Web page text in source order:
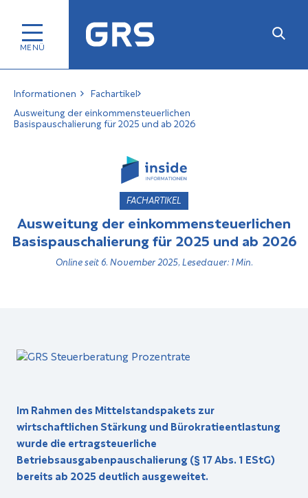
Informationen
Fachartikel
Ausweitung der einkommensteuerlichen
Basispauschalierung für 2025 und ab 2026
FACHARTIKEL
Ausweitung der einkommensteuerlichen
Basispauschalierung für 2025 und ab 2026
Online seit 6. November 2025, Lesedauer: 1 Min.
Im Rahmen des Mittelstandspakets zur
wirtschaftlichen Stärkung und Bürokratieentlastung
wurde die ertragsteuerliche
Betriebsausgabenpauschalierung (§ 17 Abs. 1 EStG)
bereits ab 2025 deutlich ausgeweitet.